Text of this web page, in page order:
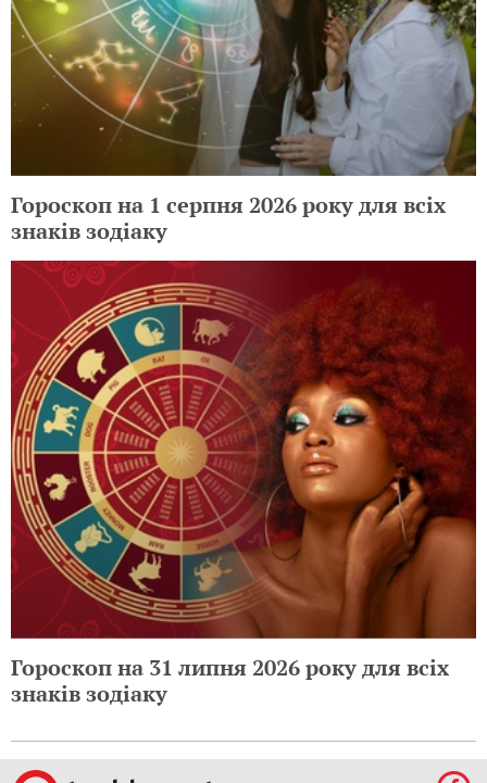
Гороскоп на 1 серпня 2026 року для всіх
знаків зодіаку
Гороскоп на 31 липня 2026 року для всіх
знаків зодіаку